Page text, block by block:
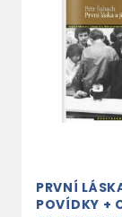
PRVNÍ
POVÍDKY +